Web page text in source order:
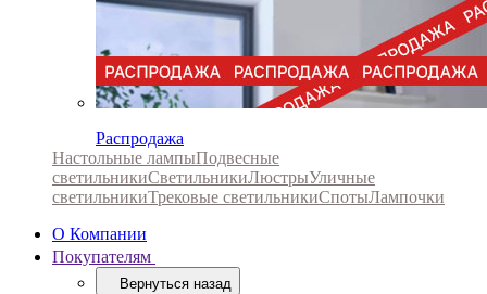
Распродажа
Настольные лампыПодвесные
светильникиСветильникиЛюстрыУличные
светильникиТрековые светильникиСпотыЛампочки
О Компании
Покупателям
Вернуться назад